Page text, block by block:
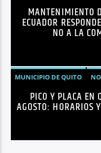
HIDROELÉCTRICAS
MANTENIMIENTO
ECUADOR
NO A LA
MUNICIPIO DE QUITO
PICO Y PLACA EN
AGOSTO: HORARIOS